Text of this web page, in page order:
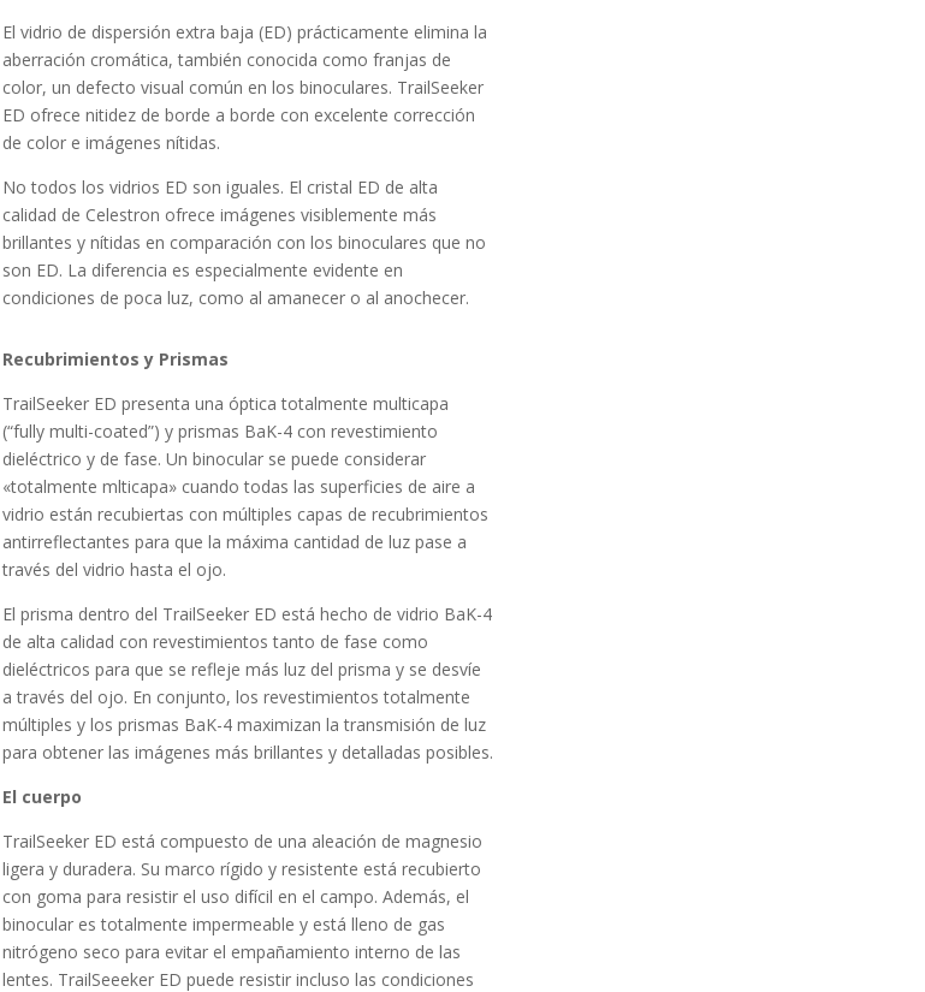
El vidrio de dispersión extra baja (ED) prácticamente elimina la
aberración cromática, también conocida como franjas de
color, un defecto visual común en los binoculares. TrailSeeker
ED ofrece nitidez de borde a borde con excelente corrección
de color e imágenes nítidas.
No todos los vidrios ED son iguales. El cristal ED de alta
calidad de Celestron ofrece imágenes visiblemente más
brillantes y nítidas en comparación con los binoculares que no
son ED. La diferencia es especialmente evidente en
condiciones de poca luz, como al amanecer o al anochecer.
Recubrimientos y Prismas
TrailSeeker ED presenta una óptica totalmente multicapa
(“fully multi-coated”) y prismas BaK-4 con revestimiento
dieléctrico y de fase. Un binocular se puede considerar
«totalmente mlticapa» cuando todas las superficies de aire a
vidrio están recubiertas con múltiples capas de recubrimientos
antirreflectantes para que la máxima cantidad de luz pase a
través del vidrio hasta el ojo.
El prisma dentro del TrailSeeker ED está hecho de vidrio BaK-4
de alta calidad con revestimientos tanto de fase como
dieléctricos para que se refleje más luz del prisma y se desvíe
a través del ojo. En conjunto, los revestimientos totalmente
múltiples y los prismas BaK-4 maximizan la transmisión de luz
para obtener las imágenes más brillantes y detalladas posibles.
El cuerpo
TrailSeeker ED está compuesto de una aleación de magnesio
ligera y duradera. Su marco rígido y resistente está recubierto
con goma para resistir el uso difícil en el campo. Además, el
binocular es totalmente impermeable y está lleno de gas
nitrógeno seco para evitar el empañamiento interno de las
lentes. TrailSeeeker ED puede resistir incluso las condiciones